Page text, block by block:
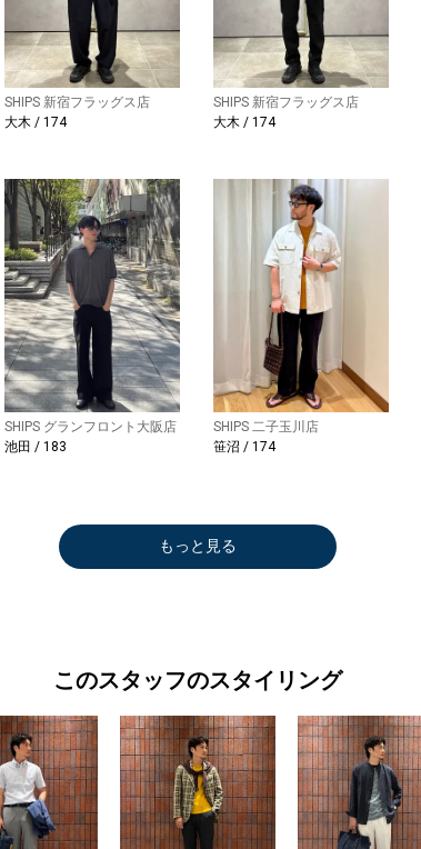
SHIPS 新宿フラッグス店
大木 / 174
SHIPS 新宿フラッグス店
大木 / 174
SHIPS グランフロント大阪店
池田 / 183
SHIPS 二子玉川店
笹沼 / 174
もっと見る
このスタッフのスタイリング